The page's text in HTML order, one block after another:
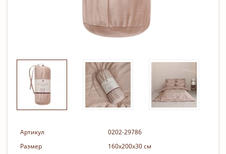
Артикул
0202-29786
Размер
160х200х30 см